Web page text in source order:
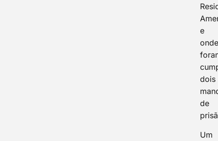
e
dois
de
Um